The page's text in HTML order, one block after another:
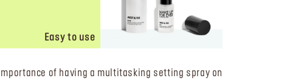
Easy to use
of having a multitasking setting spray on